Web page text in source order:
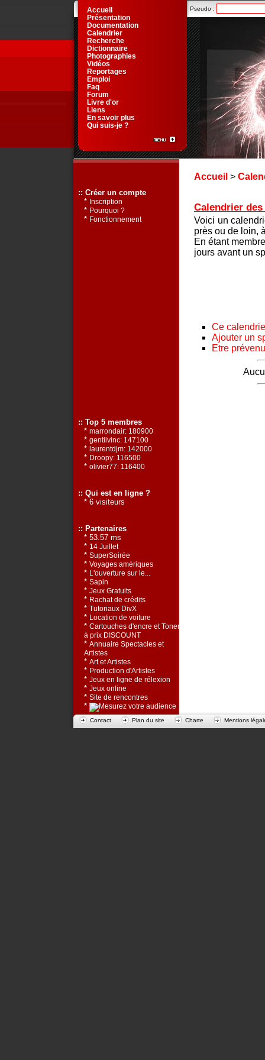
Accueil >
Calendrier
Voici un
près ou de loin,
En étant
jours avant un
Ce
Ajouter un
Etre
Pseudo :
Accueil
Présentation
Documentation
Calendrier
Recherche
Dictionnaire
Photographies
Vidéos
Reportages
Emploi
Faq
Forum
Livre d'or
Liens
En savoir plus
Qui suis-je ?
:: Créer un compte
* Inscription
* Pourquoi ?
* Fonctionnement
:: Top 5 membres
* marrondair: 180900
* gentilvinc: 147100
* laurentdjm: 142000
* Droopy: 116500
* olivier77: 116400
:: Qui est en ligne ?
* 6 visiteurs
:: Partenaires
* 53.57 ms
* 14 Juillet
* SuperSoirée
* Voyages amériques
* L'ouverture sur le...
* Sapin
* Jeux Gratuits
* Rachat de crédits
* Tutoriaux DivX
* Location de voiture
* Cartouches d'encre et Toners
à prix DISCOUNT
* Annuaire Spectacles et
Artistes
* Art et Artistes
* Production d'Artistes
* Jeux en ligne de rélexion
* Jeux online
* Site de rencontres
*
Contact Plan du site Charte Mentions